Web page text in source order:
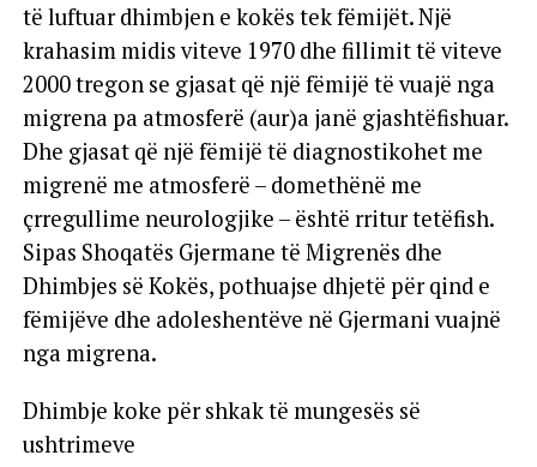
të luftuar dhimbjen e kokës tek fëmijët. Një
krahasim midis viteve 1970 dhe fillimit të viteve
2000 tregon se gjasat që një fëmijë të vuajë nga
migrena pa atmosferë (aur)a janë gjashtëfishuar.
Dhe gjasat që një fëmijë të diagnostikohet me
migrenë me atmosferë – domethënë me
çrregullime neurologjike – është rritur tetëfish.
Sipas Shoqatës Gjermane të Migrenës dhe
Dhimbjes së Kokës, pothuajse dhjetë për qind e
fëmijëve dhe adoleshentëve në Gjermani vuajnë
nga migrena.
Dhimbje koke për shkak të mungesës së
ushtrimeve